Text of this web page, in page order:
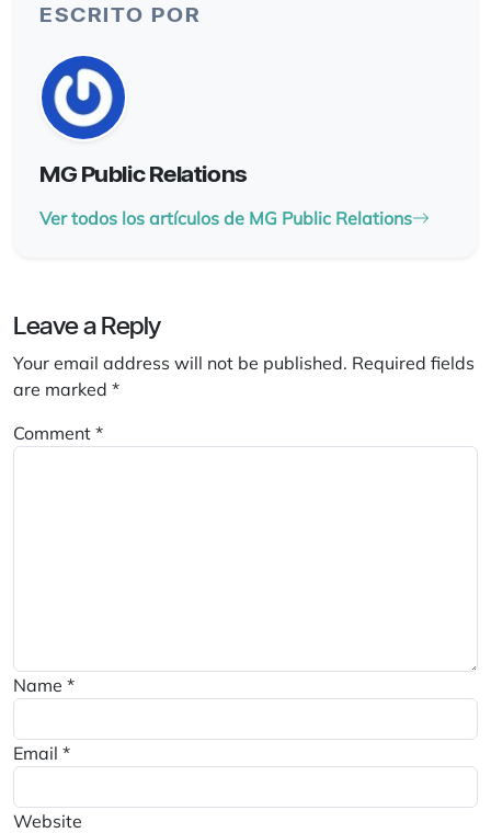
ESCRITO POR
MG Public Relations
Ver todos los artículos de MG Public Relations
Leave a Reply
Your email address will not be published. Required fields
are marked *
Comment *
Name *
Email *
Website